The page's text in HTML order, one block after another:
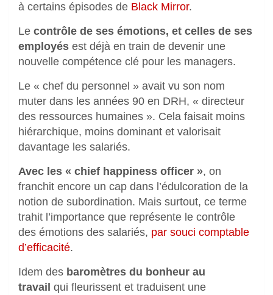
à certains épisodes de Black Mirror.
Le contrôle de ses émotions, et celles de ses
employés est déjà en train de devenir une
nouvelle compétence clé pour les managers.
Le « chef du personnel » avait vu son nom
muter dans les années 90 en DRH, « directeur
des ressources humaines ». Cela faisait moins
hiérarchique, moins dominant et valorisait
davantage les salariés.
Avec les « chief happiness officer », on
franchit encore un cap dans l’édulcoration de la
notion de subordination. Mais surtout, ce terme
trahit l’importance que représente le contrôle
des émotions des salariés, par souci comptable
d’efficacité.
Idem des baromètres du bonheur au
travail qui fleurissent et traduisent une